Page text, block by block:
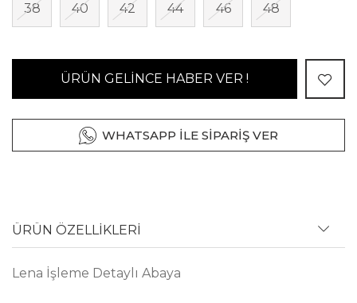
38 40 42 44 46 48
ÜRÜN GELİNCE HABER VER !
WHATSAPP İLE SİPARİŞ VER
ÜRÜN ÖZELLİKLERİ
Lena İşleme Detaylı Abaya